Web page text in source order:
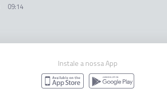
09:14
Instale a nossa App